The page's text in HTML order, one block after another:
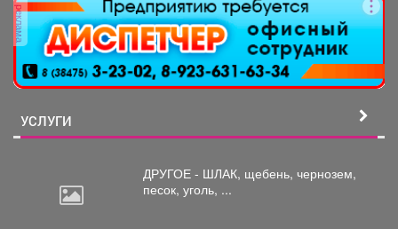
реклама
УСЛУГИ
ДРУГОЕ - ШЛАК, щебень, чернозем,
песок, уголь, ...